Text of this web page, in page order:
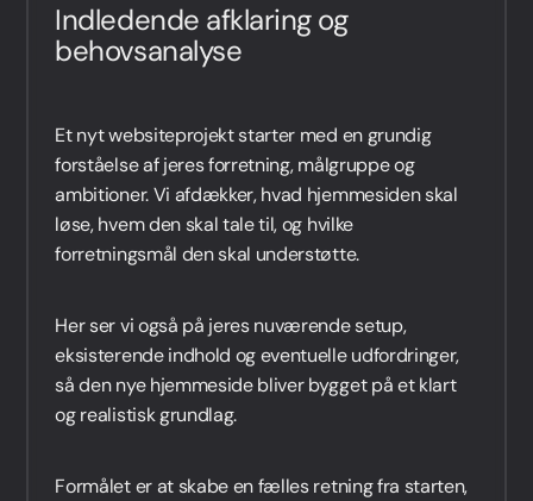
Indledende afklaring og
behovsanalyse
Et nyt websiteprojekt starter med en grundig
forståelse af jeres forretning, målgruppe og
ambitioner. Vi afdækker, hvad hjemmesiden skal
løse, hvem den skal tale til, og hvilke
forretningsmål den skal understøtte.
Her ser vi også på jeres nuværende setup,
eksisterende indhold og eventuelle udfordringer,
så den nye hjemmeside bliver bygget på et klart
og realistisk grundlag.
Formålet er at skabe en fælles retning fra starten,